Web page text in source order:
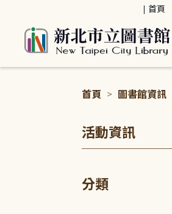
首頁
首頁 > 圖書館資訊
活動資訊
分類